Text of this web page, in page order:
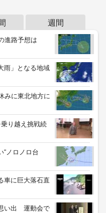
週間
進路予想は
雨」となる地域
みに東北地方に
り越え挑戦続
“ノロノロ台
車に巨大落石直
い出 運動会で